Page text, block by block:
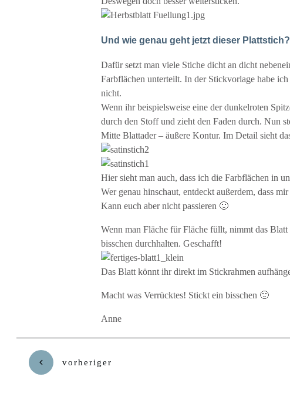
Und wie genau geht jetzt dieser Plattstich?
Dafür setzt man viele Stiche dicht an dicht
Farbflächen unterteilt. In der Stickvorlage habe
nicht.
Wenn ihr beispielsweise eine der dunkelroten
durch den Stoff und zieht den Faden durch. Nun
Mitte Blattader – äußere Kontur. Im Detail sieht
Hier sieht man auch, dass ich die Farbflächen in
Wer genau hinschaut, entdeckt außerdem, dass
Kann euch aber nicht passieren 🙂
Wenn man Fläche für Fläche füllt, nimmt das
bisschen durchhalten. Geschafft!
Das Blatt könnt ihr direkt im Stickrahmen
Macht was Verrücktes! Stickt ein bisschen 🙂
Anne
vorheriger